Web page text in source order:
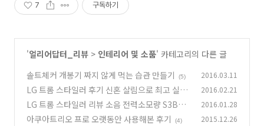
7 구독하기
'얼리어답터_리뷰 > 인테리어 및 소품' 카테고리의 다른 글
솔트체커 개봉기 짜지 않게 먹는 습관 만들기
(5) 2016.03.11
LG 트롬 스타일러 후기 신혼 살림으로 최고 실제
로 써본 느낌 (5)
2016.02.21
LG 트롬 스타일러 리뷰 소음 전력소모량 S3BER
쓸만한가
(5)
2016.01.28
아쿠아트리오 프로 오랫동안 사용해본 후기 (4) 2015.12.26